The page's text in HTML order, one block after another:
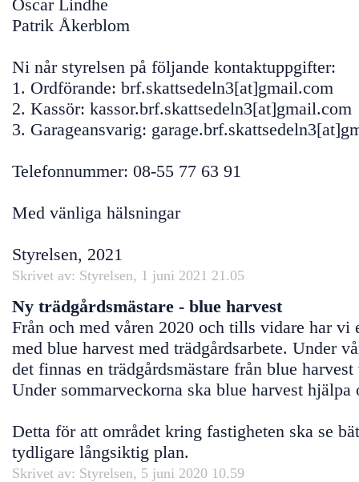
Oscar Lindhe
Patrik Åkerblom
Ni når styrelsen på följande kontaktuppgifter:
1. Ordförande: brf.skattsedeln3[at]gmail.com
2. Kassör: kassor.brf.skattsedeln3[at]gmail.com
3. Garageansvarig:
Telefonnummer: 08-55 77 63 91
Med vänliga hälsningar
Styrelsen, 2021
Skrivet av: Styrelsen, 1 juni 2021 21.05
Ny trädgårdsmästare - blue harvest
Från och med våren 2020 och tills vidare har vi
med blue harvest med trädgårdsarbete. Under
det finnas en trädgårdsmästare från blue
Under sommarveckorna ska blue harvest hjälpa
Detta för att området kring fastigheten ska se
tydligare långsiktig plan.
Skrivet av: Styrelsen, 5 juni 2020 10.59